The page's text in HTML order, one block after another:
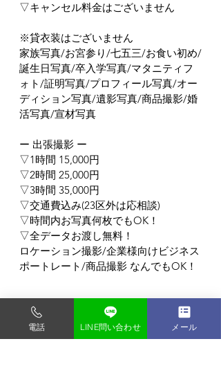
▽キャンセル料金はございません
※貸衣装はございません
家族写真/お宮参り/七五三/お食い初め/
誕生日写真/卒入学写真/マタニティフ
ォト/証明写真/プロフィール写真/オー
ディション写真/遺影写真/商品撮影/婚
活写真/宣材写真
ー 出張撮影 ー
▽1時間 15,000円
▽2時間 25,000円
▽3時間 35,000円
▽交通費込み(23区外は応相談)
▽時間内お写真何枚でもOK！
▽全データお渡し無料！
ロケーション撮影/企業様向けビジネス
ポートレート/商品撮影 なんでもOK！
東京都内の格安写真スタジオ
フォトスタジオ タンタン
電話 LINE問い合わせ メール